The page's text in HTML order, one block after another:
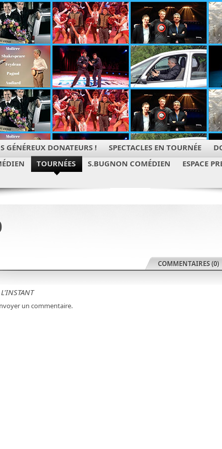
GÉNÉREUX DONATEURS ! SPECTACLES EN TOURNÉE
TOURNÉES S.BUGNON COMÉDIEN ESPACE
COMMENTAIRES (0)
un commentaire.